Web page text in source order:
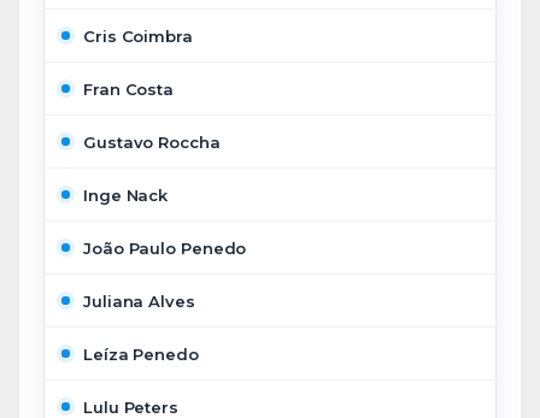
Cris Coimbra
Fran Costa
Gustavo Roccha
Inge Nack
João Paulo Penedo
Juliana Alves
Leíza Penedo
Lulu Peters